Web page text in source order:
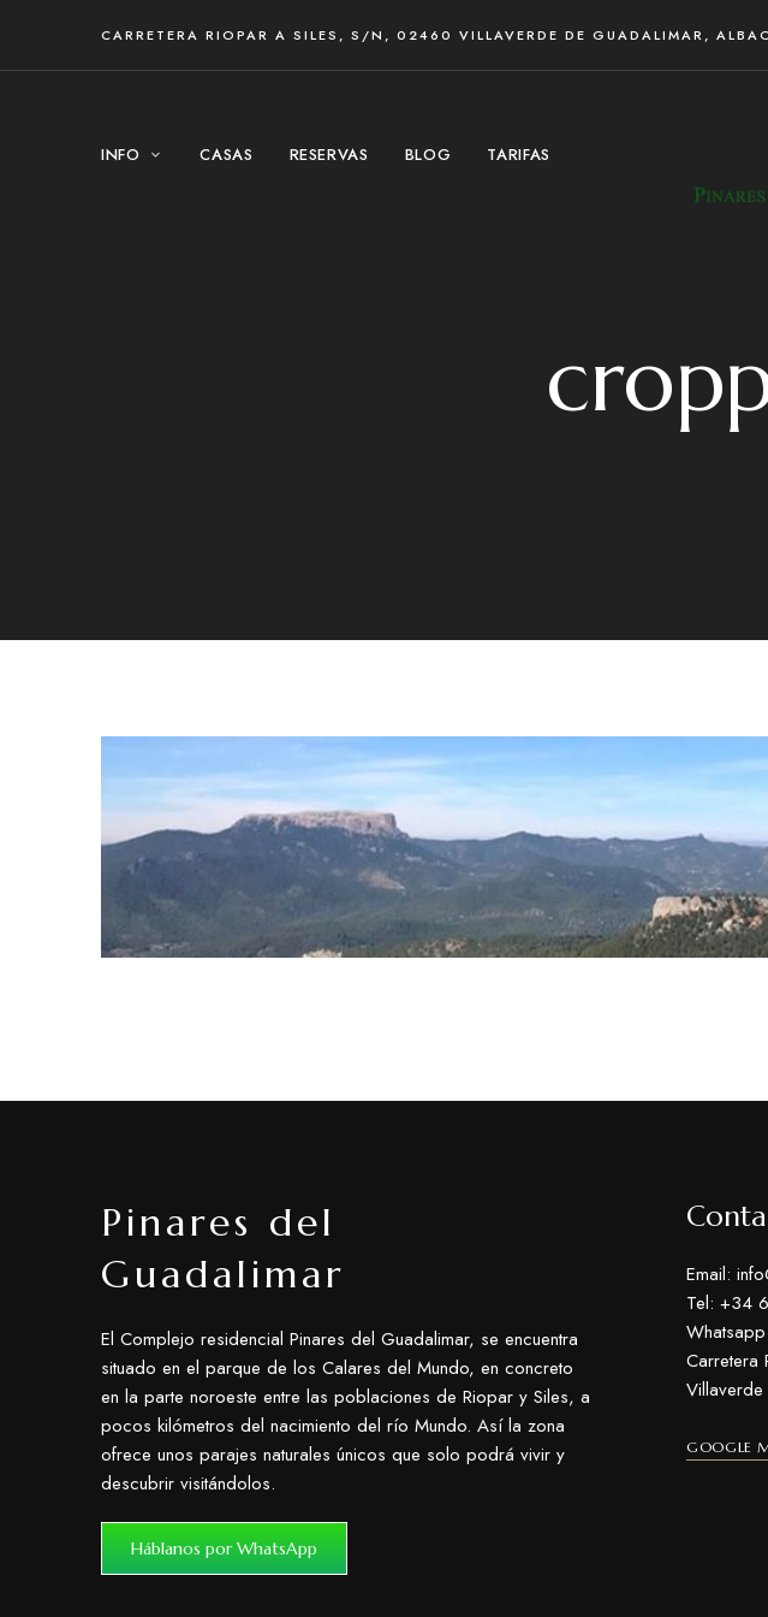
CARRETERA RIOPAR A SILES, S/N, 02460 VILLAVERDE DE GUADALIMAR,
INFO CASAS RESERVAS BLOG TARIFAS
Pinares del
Guadalimar
El Complejo residencial Pinares del Guadalimar, se encuentra
situado en el parque de los Calares del Mundo, en concreto
en la parte noroeste entre las poblaciones de Riopar y Siles, a
pocos kilómetros del nacimiento del río Mundo. Así la zona
ofrece unos parajes naturales únicos que solo podrá vivir y
descubrir visitándolos.
Háblanos por WhatsApp
Email:
Tel: +34
Whatsapp
GOOGLE